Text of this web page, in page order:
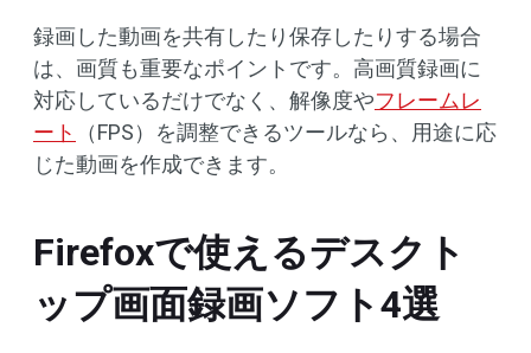
録画した動画を共有したり保存したりする場合
は、画質も重要なポイントです。高画質録画に
対応しているだけでなく、解像度やフレームレ
ート
（FPS）を調整できるツールなら、用途に応
じた動画を作成できます。
Firefoxで使えるデスクト
ップ画面録画ソフト4選